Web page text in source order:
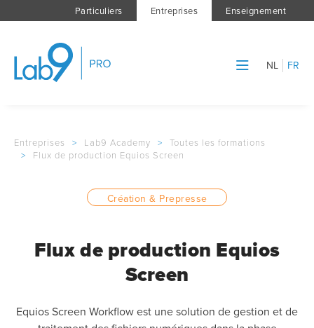
Particuliers Entreprises Enseignement
NL FR
Entreprises > Lab9 Academy > Toutes les formations
>
Flux de production Equios Screen
Création & Prepresse
Flux de production Equios
Screen
Equios Screen Workflow est une solution de gestion et de